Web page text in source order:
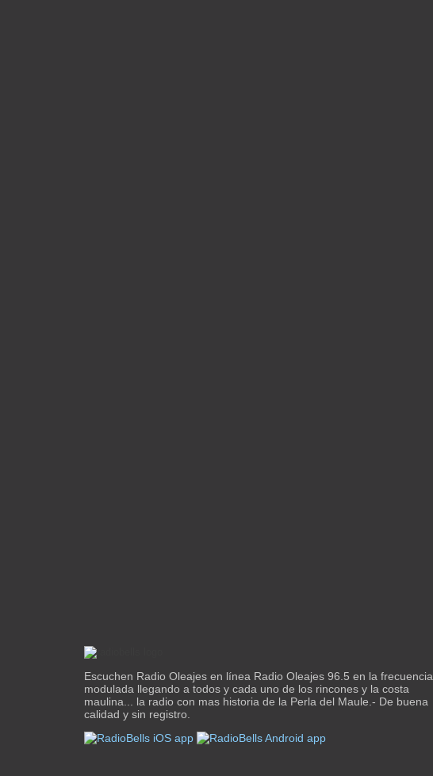
Escuchen Radio Oleajes en línea Radio Oleajes 96.5 en la frecuencia
modulada llegando a todos y cada uno de los rincones y la costa
maulina... la radio con mas historia de la Perla del Maule.- De buena
calidad y sin registro.